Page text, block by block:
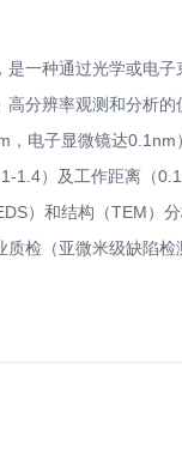
一种通过光学或电
分辨率观测和分析的
，电子显微镜达
1.4）及工作距离（
）和结构（TEM）
检（亚微米级缺陷检